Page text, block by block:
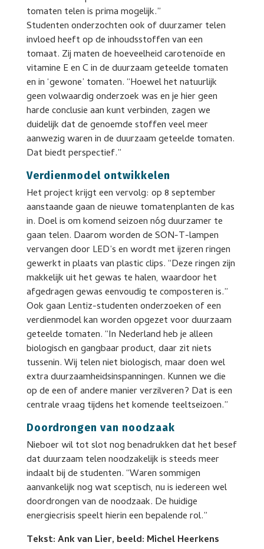
tomaten telen is prima mogelijk.”
Studenten onderzochten ook of duurzamer telen
invloed heeft op de inhoudsstoffen van een
tomaat. Zij maten de hoeveelheid carotenoïde en
vitamine E en C in de duurzaam geteelde tomaten
en in ‘gewone’ tomaten. “Hoewel het natuurlijk
geen volwaardig onderzoek was en je hier geen
harde conclusie aan kunt verbinden, zagen we
duidelijk dat de genoemde stoffen veel meer
aanwezig waren in de duurzaam geteelde tomaten.
Dat biedt perspectief.”
Verdienmodel ontwikkelen
Het project krijgt een vervolg: op 8 september
aanstaande gaan de nieuwe tomatenplanten de kas
in. Doel is om komend seizoen nóg duurzamer te
gaan telen. Daarom worden de SON-T-lampen
vervangen door LED’s en wordt met ijzeren ringen
gewerkt in plaats van plastic clips. “Deze ringen zijn
makkelijk uit het gewas te halen, waardoor het
afgedragen gewas eenvoudig te composteren is.”
Ook gaan Lentiz-studenten onderzoeken of een
verdienmodel kan worden opgezet voor duurzaam
geteelde tomaten. “In Nederland heb je alleen
biologisch en gangbaar product, daar zit niets
tussenin. Wij telen niet biologisch, maar doen wel
extra duurzaamheidsinspanningen. Kunnen we die
op de een of andere manier verzilveren? Dat is een
centrale vraag tijdens het komende teeltseizoen.”
Doordrongen van noodzaak
Nieboer wil tot slot nog benadrukken dat het besef
dat duurzaam telen noodzakelijk is steeds meer
indaalt bij de studenten. “Waren sommigen
aanvankelijk nog wat sceptisch, nu is iedereen wel
doordrongen van de noodzaak. De huidige
energiecrisis speelt hierin een bepalende rol.”
Tekst: Ank van Lier, beeld: Michel Heerkens